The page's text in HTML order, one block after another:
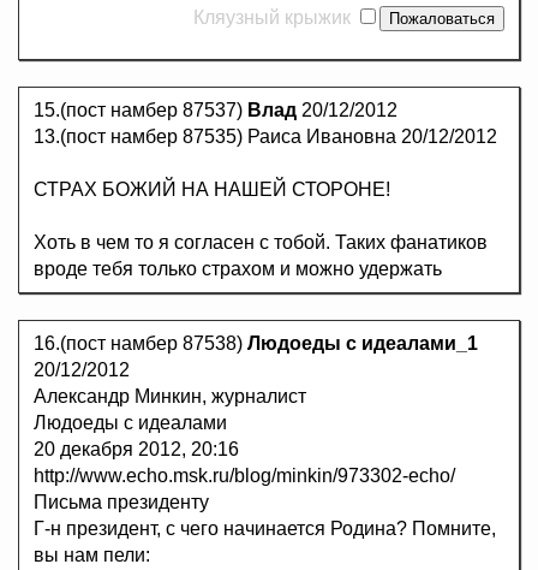
Кляузный крыжик
15.(пост намбер 87537) Влад 20/12/2012
13.(пост намбер 87535) Раиса Ивановна 20/12/2012
СТРАХ БОЖИЙ НА НАШЕЙ СТОРОНЕ!
Хоть в чем то я согласен с тобой. Таких фанатиков
вроде тебя только страхом и можно удержать
16.(пост намбер 87538) Людоеды с идеалами_1
20/12/2012
Александр Минкин, журналист
Людоеды с идеалами
20 декабря 2012, 20:16
http://www.echo.msk.ru/blog/minkin/973302-echo/
Письма президенту
Г-н президент, с чего начинается Родина? Помните,
вы нам пели: